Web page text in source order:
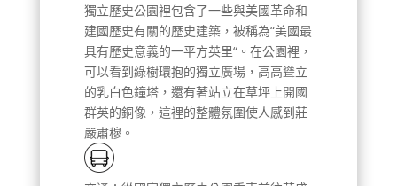
獨立歷史公園裡包含了一些與美國革命和
建國歷史有關的歷史建築，被稱為“美國最
具有歷史意義的一平方英里“。在公園裡，
可以看到綠樹環抱的獨立廣場，高高聳立
的乳白色鐘塔，還有著站立在草坪上開國
群英的銅像，這裡的整體氛圍使人感到莊
嚴肅穆。